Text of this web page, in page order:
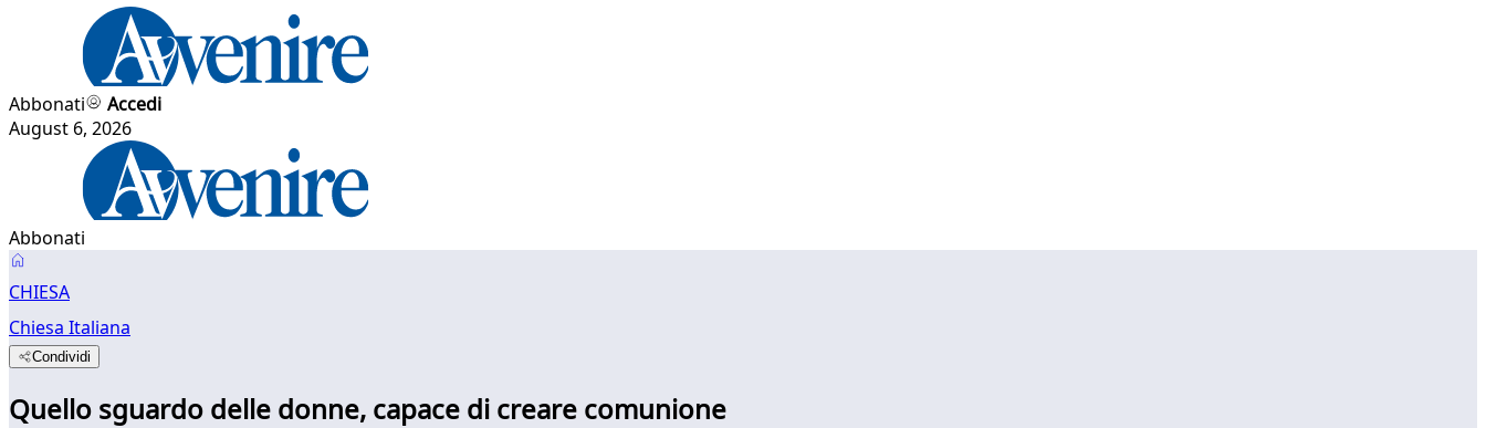
Abbonati
Accedi
August 6, 2026
Abbonati
CHIESA
Chiesa Italiana
Condividi
Quello sguardo delle donne, capace di creare comunione